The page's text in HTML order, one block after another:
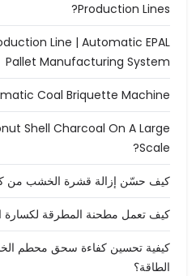
Production Lines?
Line | Automatic EPAL
Pallet Manufacturing System
Coal Briquette Machine
Shell Charcoal On A Large
Scale?
كيف حسّن إزالة قشرة الخشب من
كيف تعمل مطحنة المطرقة لكسارة
كيفية تحسين كفاءة سحق محطم
الطاقة؟